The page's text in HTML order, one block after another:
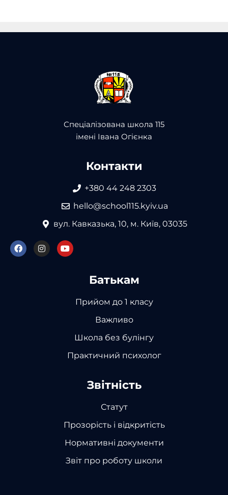
Спеціалізована школа 115
імені Івана Огієнка
Контакти
+380 44 248 2303
hello@school115.kyiv.ua
вул. Кавказька, 10, м. Київ, 03035
Батькам
Прийом до 1 класу
Важливо
Школа без булінгу
Практичний психолог
Звітність
Статут
Прозорість і відкритість
Нормативні документи
Звіт про роботу школи